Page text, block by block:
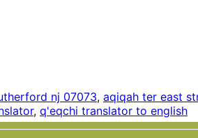
nj 07073, aqiqah ter east
, q'eqchi translator to english